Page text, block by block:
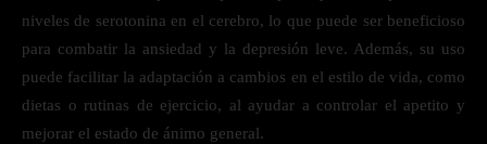
niveles de serotonina en el cerebro, lo que puede ser beneficioso
para combatir la ansiedad y la depresión leve. Además, su uso
puede facilitar la adaptación a cambios en el estilo de vida, como
dietas o rutinas de ejercicio, al ayudar a controlar el apetito y
mejorar el estado de ánimo general.